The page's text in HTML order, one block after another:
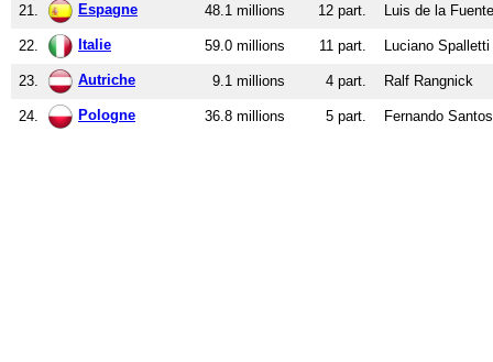
21. Espagne 48.1 millions 12 part. Luis de la Fuente
22. Italie 59.0 millions 11 part. Luciano Spalletti
23. Autriche 9.1 millions 4 part. Ralf Rangnick
24. Pologne 36.8 millions 5 part. Fernando Santos